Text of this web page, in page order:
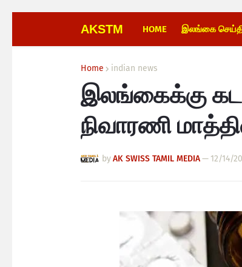
AKSTM HOME இலங்கை
Home indian news
இலங்கைக்கு
நிவாரணி
byAK SWISS TAMIL MEDIA— 12/14/